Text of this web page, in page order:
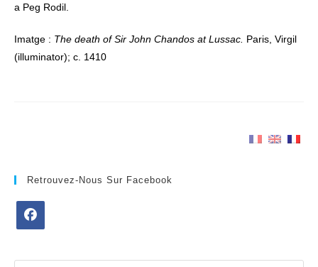
a Peg Rodil.
Imatge : The death of Sir John Chandos at Lussac. Paris, Virgil
(illuminator); c. 1410
Retrouvez-Nous Sur Facebook